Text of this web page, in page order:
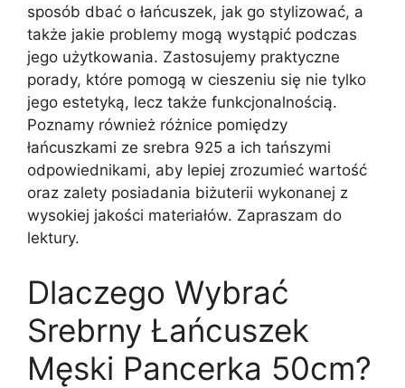
sposób dbać o łańcuszek, jak go stylizować, a
także jakie problemy mogą wystąpić podczas
jego użytkowania. Zastosujemy praktyczne
porady, które pomogą w cieszeniu się nie tylko
jego estetyką, lecz także funkcjonalnością.
Poznamy również różnice pomiędzy
łańcuszkami ze srebra 925 a ich tańszymi
odpowiednikami, aby lepiej zrozumieć wartość
oraz zalety posiadania biżuterii wykonanej z
wysokiej jakości materiałów. Zapraszam do
lektury.
Dlaczego Wybrać
Srebrny Łańcuszek
Męski Pancerka 50cm?